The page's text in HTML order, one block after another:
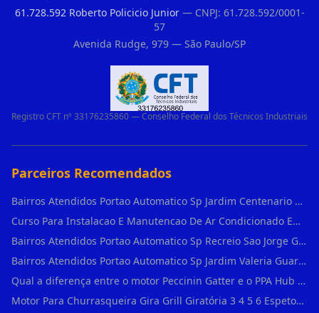
61.728.592 Roberto Policicio Junior— CNPJ: 61.728.592/0001-
57
Avenida Rudge, 979 — São Paulo/SP
Registro CFT nº 33176235860 — Conselho Federal dos Técnicos Industriais
Parceiros Recomendados
Bairros Atendidos Portao Automatico Sp Jardim Centenario Guarulhos Sp Motor Para Portao Automatico Eletronico
Curso Para Instalacao E Manutencao De Ar Condicionado Em Sao Paulo
Bairros Atendidos Portao Automatico Sp Recreio Sao Jorge Guarulhos Sp Motor Para Portao Automatico Eletronico
Bairros Atendidos Portao Automatico Sp Jardim Valeria Guarulhos Sp Motor Para Portao Automatico Eletronico
Qual a diferença entre o motor Peccinin Gatter e o PPA Hub em Vila Romana?
Motor Para Churrasqueira Gira Grill Giratória 3 4 5 6 Espetos Gme Maxtorque Bivo em Cidade Dutra